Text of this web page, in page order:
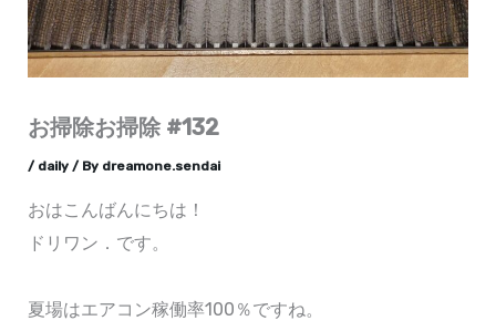
お掃除お掃除 #132
/ daily / By dreamone.sendai
おはこんばんにちは！
ドリワン．です。
夏場はエアコン稼働率100％ですね。